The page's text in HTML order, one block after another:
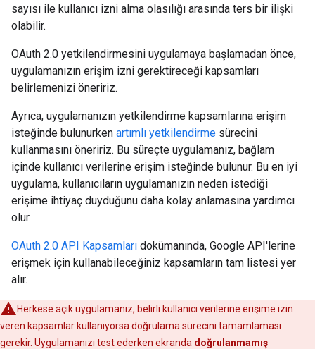
sayısı ile kullanıcı izni alma olasılığı arasında ters bir ilişki
olabilir.
OAuth 2.0 yetkilendirmesini uygulamaya başlamadan önce,
uygulamanızın erişim izni gerektireceği kapsamları
belirlemenizi öneririz.
Ayrıca, uygulamanızın yetkilendirme kapsamlarına erişim
isteğinde bulunurken artımlı yetkilendirme sürecini
kullanmasını öneririz. Bu süreçte uygulamanız, bağlam
içinde kullanıcı verilerine erişim isteğinde bulunur. Bu en iyi
uygulama, kullanıcıların uygulamanızın neden istediği
erişime ihtiyaç duyduğunu daha kolay anlamasına yardımcı
olur.
OAuth 2.0 API Kapsamları dokümanında, Google API'lerine
erişmek için kullanabileceğiniz kapsamların tam listesi yer
alır.
Herkese açık uygulamanız, belirli kullanıcı verilerine erişime izin
veren kapsamlar kullanıyorsa doğrulama sürecini tamamlaması
gerekir. Uygulamanızı test ederken ekranda doğrulanmamış